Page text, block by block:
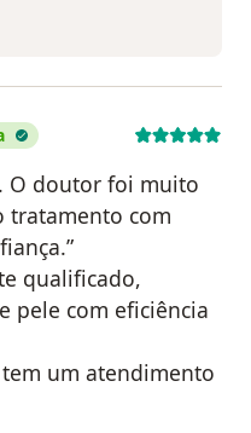
O doutor foi muito
tratamento com
qualificado,
pele com eficiência
um atendimento